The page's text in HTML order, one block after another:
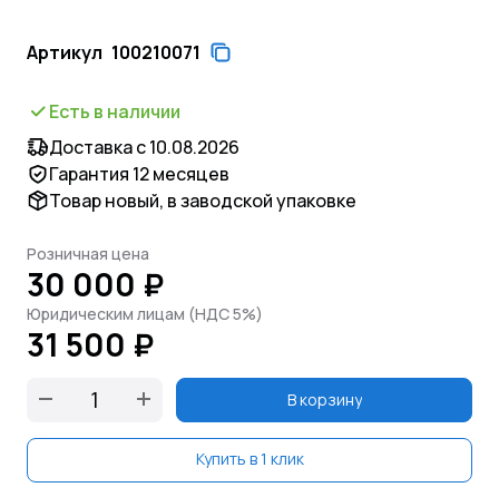
Артикул 100210071
Есть в наличии
Доставка с 10.08.2026
Гарантия 12 месяцев
Товар новый, в заводской упаковке
Розничная цена
30 000 ₽
Юридическим лицам (НДС 5%)
31 500 ₽
В корзину
Купить в 1 клик